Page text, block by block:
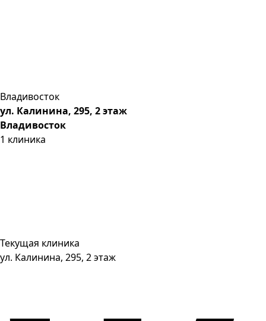
Владивосток
ул. Калинина, 295, 2 этаж
Владивосток
1 клиника
Текущая клиника
ул. Калинина, 295, 2 этаж